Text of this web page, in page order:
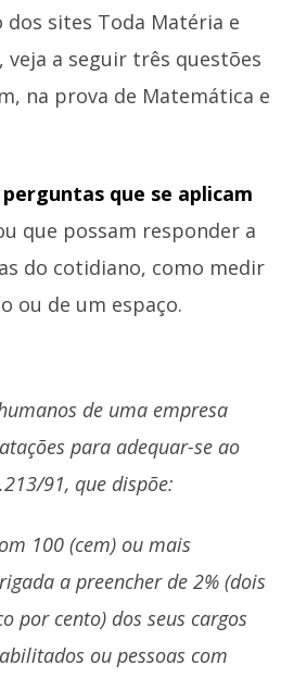
dos sites Toda Matéria e
veja a seguir três questões
na prova de Matemática e
perguntas que se aplicam
que possam responder a
do cotidiano, como medir
ou de um espaço.
de uma empresa
para adequar-se ao
91, que dispõe:
100 (cem) ou mais
a preencher de 2% (dois
por cento) dos seus cargos
ou pessoas com